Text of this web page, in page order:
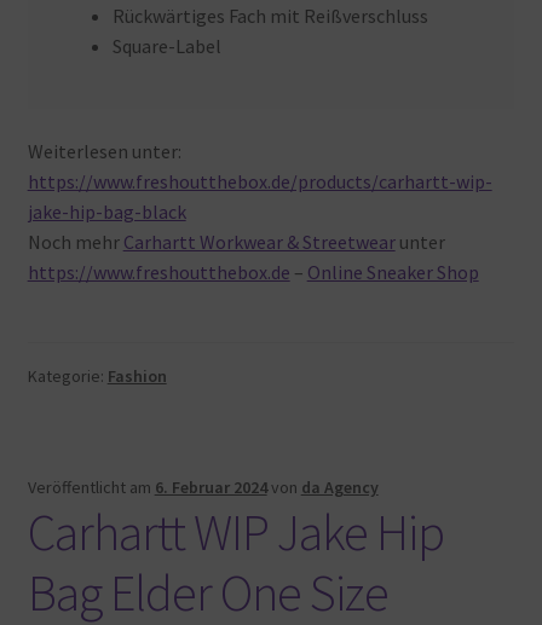
Rückwärtiges Fach mit Reißverschluss
Square-Label
Weiterlesen unter:
https://www.freshoutthebox.de/products/carhartt-wip-
jake-hip-bag-black
Noch mehr Carhartt Workwear & Streetwearunter
https://www.freshoutthebox.de – Online Sneaker Shop
Kategorie: Fashion
Veröffentlicht am 6. Februar 2024von da Agency
Carhartt WIP Jake Hip
Bag Elder One Size